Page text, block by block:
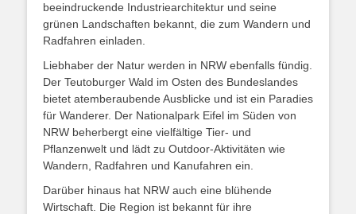
beeindruckende Industriearchitektur und seine
grünen Landschaften bekannt, die zum Wandern und
Radfahren einladen.
Liebhaber der Natur werden in NRW ebenfalls fündig.
Der Teutoburger Wald im Osten des Bundeslandes
bietet atemberaubende Ausblicke und ist ein Paradies
für Wanderer. Der Nationalpark Eifel im Süden von
NRW beherbergt eine vielfältige Tier- und
Pflanzenwelt und lädt zu Outdoor-Aktivitäten wie
Wandern, Radfahren und Kanufahren ein.
Darüber hinaus hat NRW auch eine blühende
Wirtschaft. Die Region ist bekannt für ihre